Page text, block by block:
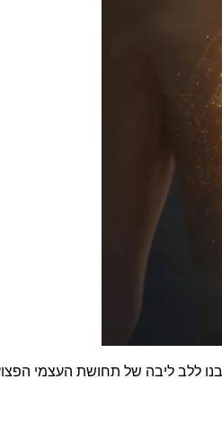
ללב ליבה של תחושת העצמי